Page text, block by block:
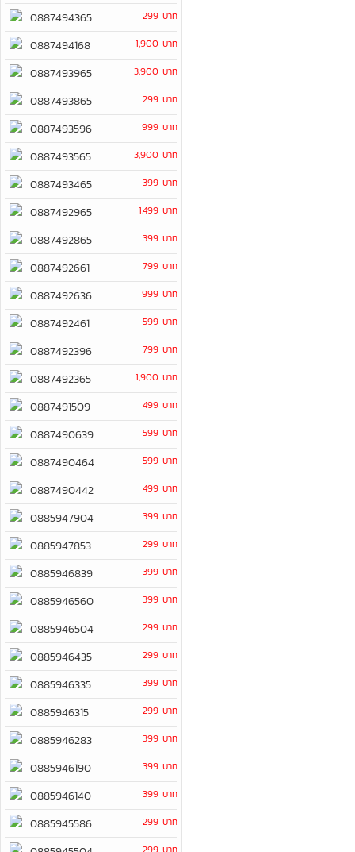
0887494365 299 บาท
0887494168 1,900 บาท
0887493965 3,900 บาท
0887493865 299 บาท
0887493596 999 บาท
0887493565 3,900 บาท
0887493465 399 บาท
0887492965 1,499 บาท
0887492865 399 บาท
0887492661 799 บาท
0887492636 999 บาท
0887492461 599 บาท
0887492396 799 บาท
0887492365 1,900 บาท
0887491509 499 บาท
0887490639 599 บาท
0887490464 599 บาท
0887490442 499 บาท
0885947904 399 บาท
0885947853 299 บาท
0885946839 399 บาท
0885946560 399 บาท
0885946504 299 บาท
0885946435 299 บาท
0885946335 399 บาท
0885946315 299 บาท
0885946283 399 บาท
0885946190 399 บาท
0885946140 399 บาท
0885945586 299 บาท